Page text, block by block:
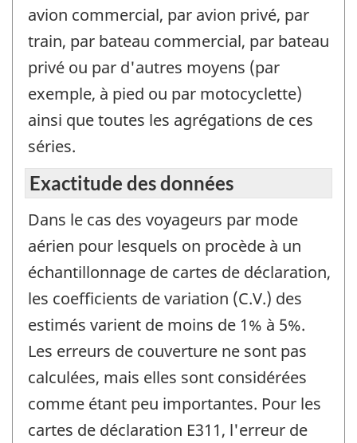
avion commercial, par avion privé, par
train, par bateau commercial, par bateau
privé ou par d'autres moyens (par
exemple, à pied ou par motocyclette)
ainsi que toutes les agrégations de ces
séries.
Exactitude des données
Dans le cas des voyageurs par mode
aérien pour lesquels on procède à un
échantillonnage de cartes de déclaration,
les coefficients de variation (C.V.) des
estimés varient de moins de 1% à 5%.
Les erreurs de couverture ne sont pas
calculées, mais elles sont considérées
comme étant peu importantes. Pour les
cartes de déclaration E311, l'erreur de